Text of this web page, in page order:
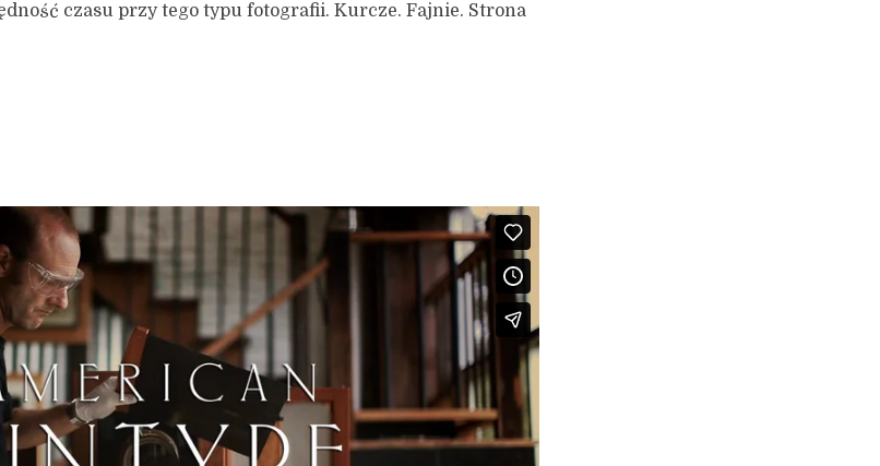
czasu przy tego typu fotografii. Kurcze. Fajnie. Strona